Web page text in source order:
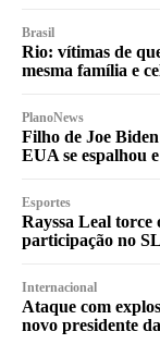
Brasil
Rio: vítimas de
mesma família e
PlanoNews
Filho de Joe
EUA se espalhou
Esportes
Rayssa Leal torce
participação no
Internacional
Ataque com
novo presidente